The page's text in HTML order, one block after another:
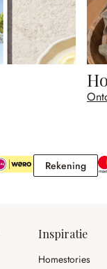
Rekening
Inspiratie
Homestories